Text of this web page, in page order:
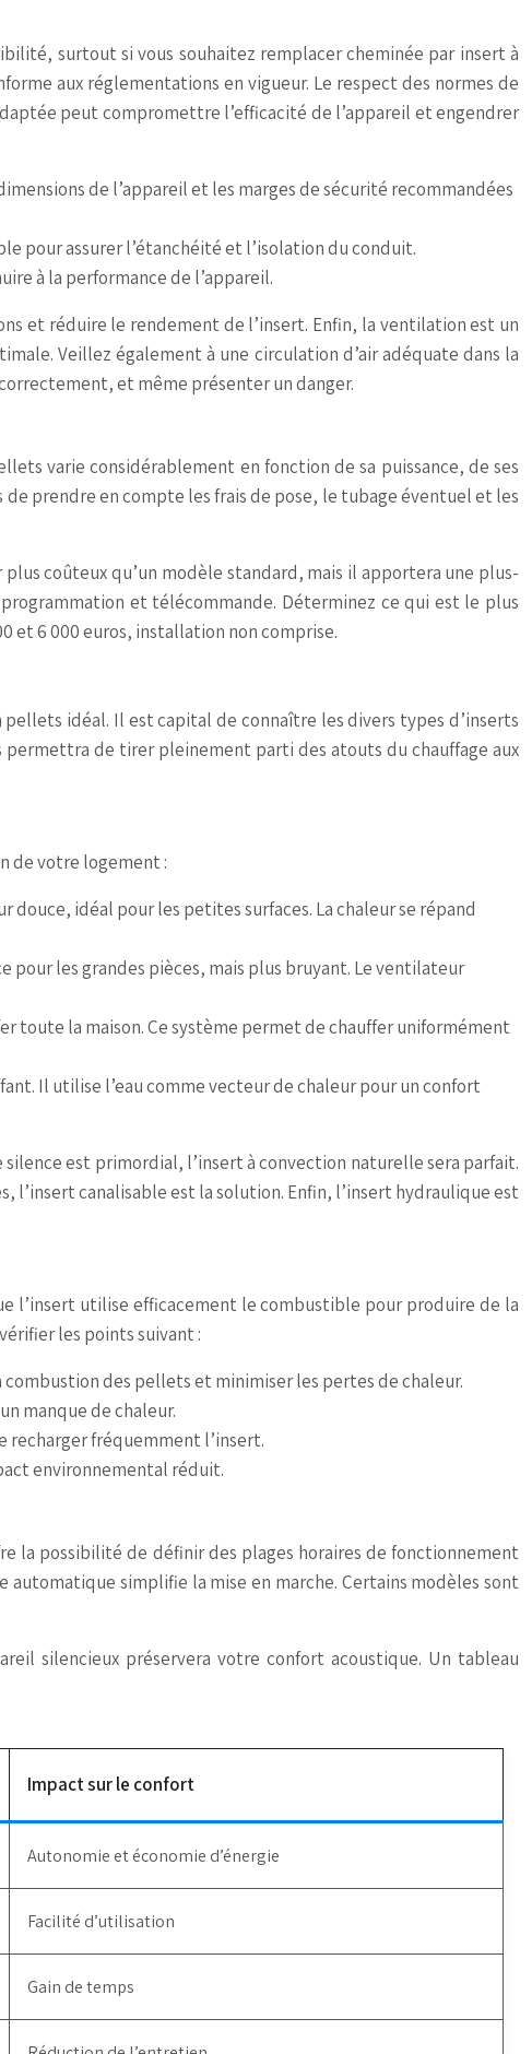
surtout si vous souhaitez remplacer cheminée par insert à
aux réglementations en vigueur. Le respect des normes de
peut compromettre l’efficacité de l’appareil et engendrer
de l’appareil et les marges de sécurité recommandées
pour assurer l’étanchéité et l’isolation du conduit.
à la performance de l’appareil.
et réduire le rendement de l’insert. Enfin, la ventilation est un
Veillez également à une circulation d’air adéquate dans la
et même présenter un danger.
varie considérablement en fonction de sa puissance, de ses
prendre en compte les frais de pose, le tubage éventuel et les
coûteux qu’un modèle standard, mais il apportera une plus-
et télécommande. Déterminez ce qui est le plus
et 6 000 euros, installation non comprise.
idéal. Il est capital de connaître les divers types d’inserts
de tirer pleinement parti des atouts du chauffage aux
de votre logement :
idéal pour les petites surfaces. La chaleur se répand
les grandes pièces, mais plus bruyant. Le ventilateur
toute la maison. Ce système permet de chauffer uniformément
Il utilise l’eau comme vecteur de chaleur pour un confort
est primordial, l’insert à convection naturelle sera parfait.
l’insert canalisable est la solution. Enfin, l’insert hydraulique est
l’insert utilise efficacement le combustible pour produire de la
les points suivant :
des pellets et minimiser les pertes de chaleur.
manque de chaleur.
recharger fréquemment l’insert.
environnemental réduit.
la possibilité de définir des plages horaires de fonctionnement
simplifie la mise en marche. Certains modèles sont
silencieux préservera votre confort acoustique. Un tableau
Impact sur le confort
Autonomie et économie d’énergie
Facilité d’utilisation
Gain de temps